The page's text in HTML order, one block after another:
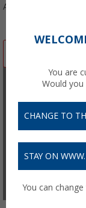
Artikelnr: 123603
You are
Would you
CHANGE TO
STAY ON
You can